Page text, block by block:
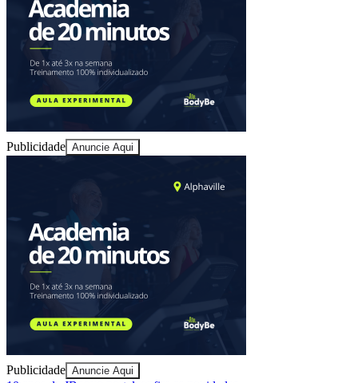
Sport
Publicidade Anuncie Aqui
Publicidade Anuncie Aqui